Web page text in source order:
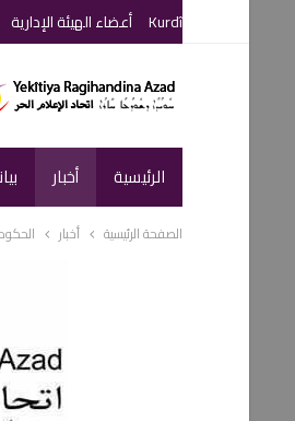
Kurdî أعضاء الهيئة الإدارية
الرئيسية أخبار
الصفحة الرئيسية أخبار الحكومة